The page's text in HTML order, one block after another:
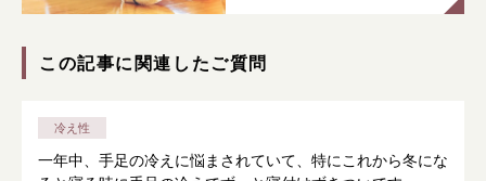
この記事に関連したご質問
冷え性
一年中、手足の冷えに悩まされていて、特にこれから冬にな